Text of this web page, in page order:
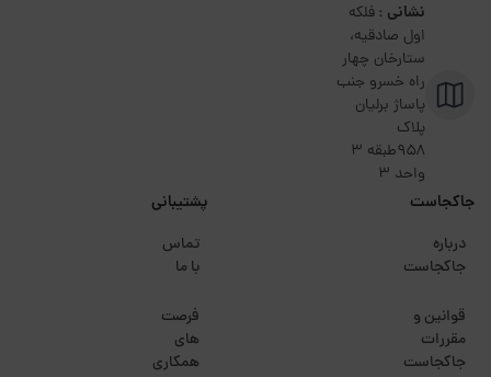
نشانی :فلکه
اول صادقیه،
ستارخان چهار
راه خسرو جنب
پاساژ برلیان
پلاک
۹۵۸طبقه 3
واحد 3
جاکجاست
درباره
جاکجاست
قوانین و
مقررات
جاکجاست
پشتیبانی
تماس
با ما
فرصت
های
همکاری